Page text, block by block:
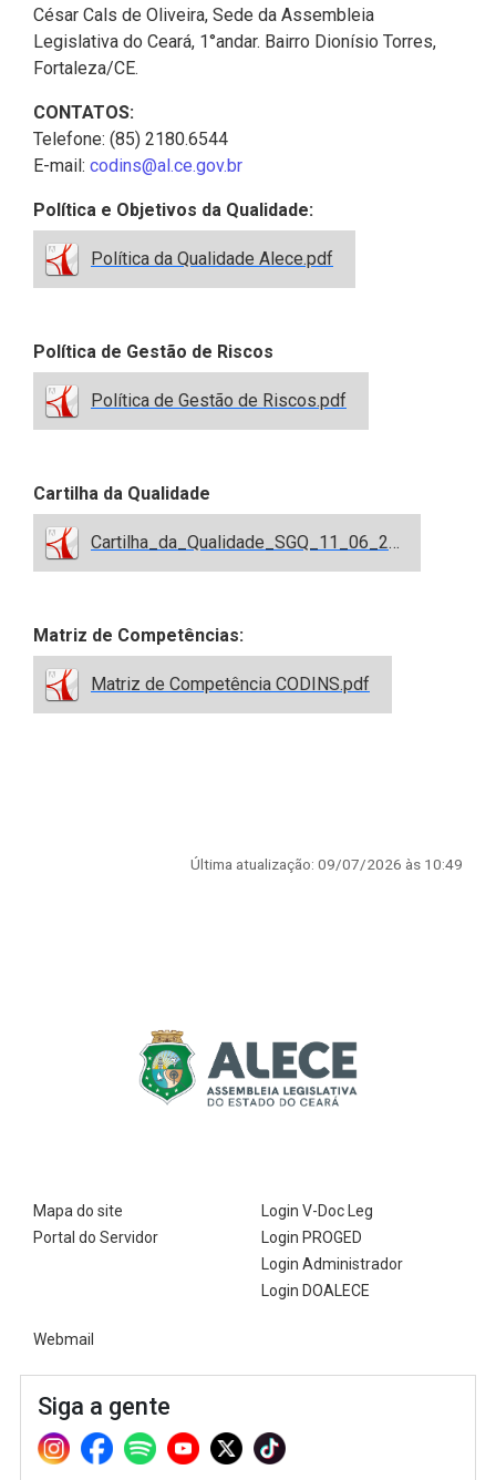
César Cals de Oliveira, Sede da Assembleia
Legislativa do Ceará, 1°andar. Bairro Dionísio Torres,
Fortaleza/CE.
CONTATOS:
Telefone: (85) 2180.6544
E-mail: codins@al.ce.gov.br
Política e Objetivos da Qualidade:
Política da Qualidade Alece.pdf
Política de Gestão de Riscos
Política de Gestão de Riscos.pdf
Cartilha da Qualidade
Cartilha_da_Qualidade_SGQ_11_06_2026.pdf
Matriz de Competências:
Matriz de Competência CODINS.pdf
Última atualização: 09/07/2026 às 10:49
Mapa do site
Portal do Servidor
Login V-Doc Leg
Login PROGED
Login Administrador
Login DOALECE
Webmail
Siga a gente